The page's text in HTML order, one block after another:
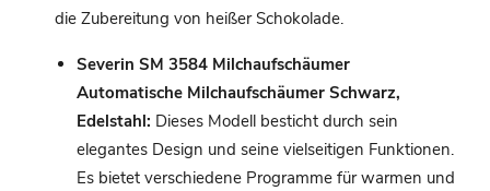
die Zubereitung von heißer Schokolade.
Severin SM 3584 Milchaufschäumer
Automatische Milchaufschäumer Schwarz,
Edelstahl: Dieses Modell besticht durch sein
elegantes Design und seine vielseitigen Funktionen.
Es bietet verschiedene Programme für warmen und